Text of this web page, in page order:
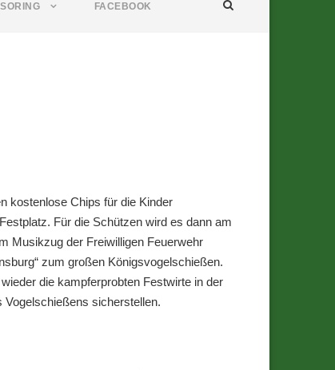
FACEBOOK
kostenlose Chips für die Kinder
Für die Schützen wird es dann am
Musikzug der Freiwilligen Feuerwehr
zum großen Königsvogelschießen.
die kampferprobten Festwirte in der
sicherstellen.